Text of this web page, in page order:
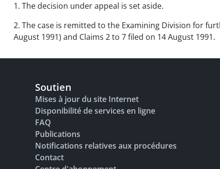
1. The decision under appeal is set aside.
2. The case is remitted to the Examining Division for
August 1991) and Claims 2 to 7 filed on 14 August 1991.
Soutien
Mises à jour du site Internet
Disponibilité de services en ligne
FAQ
Publications
Notifications relatives aux procédures
Contact